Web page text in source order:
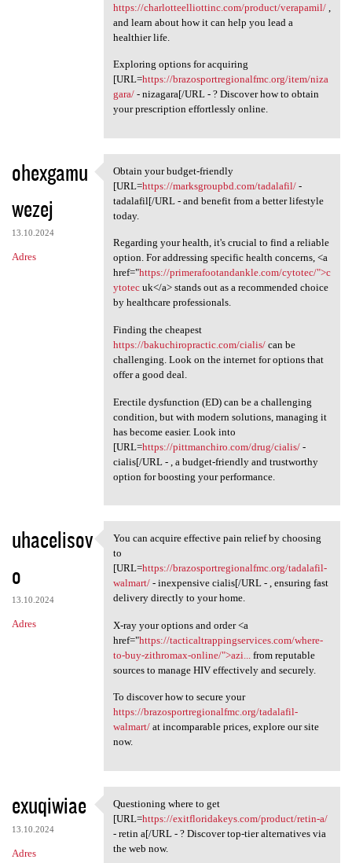
https://charlotteelliottinc.com/product/verapamil/,
and learn about how it can help you lead a
healthier life.
Exploring options for acquiring
[URL=https://brazosportregionalfmc.org/item/niza
gara/- nizagara[/URL - ? Discover how to obtain
your prescription effortlessly online.
ohexgamu
wezej
13.10.2024
Adres
Obtain your budget-friendly
Obtain your budget-friendly
[URL=https://marksgroupbd.com/tadalafil/-
tadalafil[/URL - and benefit from a better lifestyle
today.
Regarding your health, it's crucial to find a reliable
option. For addressing specific health concerns, <a
href="https://primerafootandankle.com/cytotec/">c
ytotecuk</a> stands out as a recommended choice
by healthcare professionals.
Finding the cheapest
https://bakuchiropractic.com/cialis/can be
challenging. Look on the internet for options that
offer a good deal.
Erectile dysfunction (ED) can be a challenging
condition, but with modern solutions, managing it
has become easier. Look into
[URL=https://pittmanchiro.com/drug/cialis/-
cialis[/URL - , a budget-friendly and trustworthy
option for boosting your performance.
uhacelisov
o
13.10.2024
Adres
You can acquire effective
You can acquire effective pain relief by choosing
to
[URL=https://brazosportregionalfmc.org/tadalafil-
walmart/- inexpensive cialis[/URL - , ensuring fast
delivery directly to your home.
X-ray your options and order <a
href="https://tacticaltrappingservices.com/where-
to-buy-zithromax-online/">azi...
from reputable
sources to manage HIV effectively and securely.
To discover how to secure your
https://brazosportregionalfmc.org/tadalafil-
walmart/at incomparable prices, explore our site
now.
exuqiwiae
13.10.2024
Adres
Questioning where to get [URL
Questioning where to get
[URL=https://exitfloridakeys.com/product/retin-a/
- retin a[/URL - ? Discover top-tier alternatives via
the web now.